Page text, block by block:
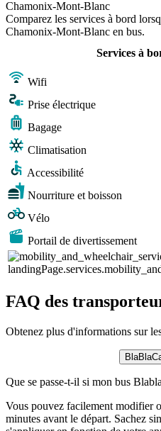
Chamonix-Mont-Blanc
Comparez les services à bord
Chamonix-Mont-Blanc en bus.
Services à
Wifi
Prise électrique
Bagage
Climatisation
Accessibilité
Nourriture et boisson
Vélo
Portail de divertissement
FAQ des
Obtenez plus d'informations sur
Que se passe-t-il si mon bus
Vous pouvez facilement modifier
minutes avant le départ. Sachez